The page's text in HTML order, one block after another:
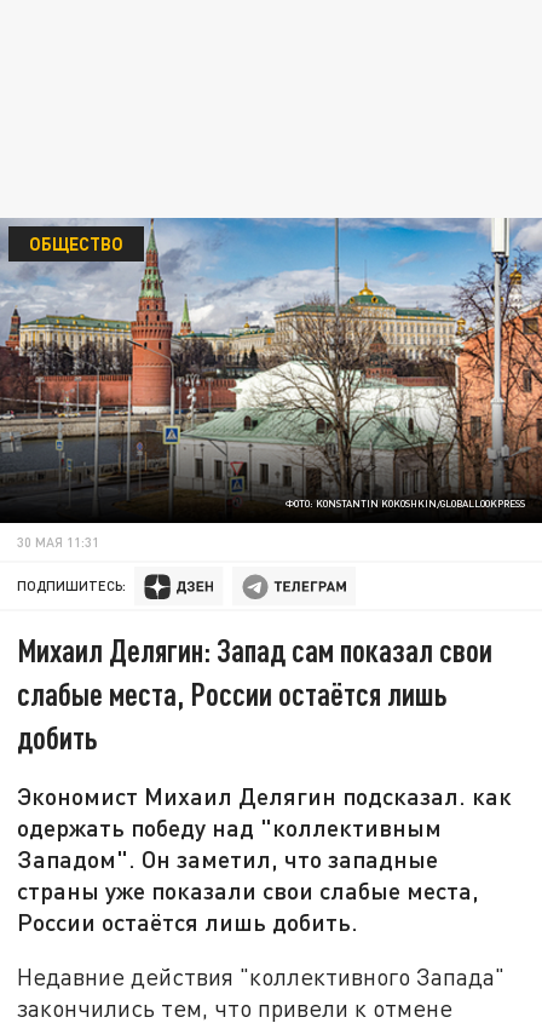
ФОТО: KONSTANTIN KOKOSHKIN/GLOBALLOOKPRESS
ОБЩЕСТВО
30 МАЯ 11:31
ПОДПИШИТЕСЬ:
Михаил Делягин: Запад сам показал свои
слабые места, России остаётся лишь
добить
Экономист Михаил Делягин подсказал. как
одержать победу над "коллективным
Западом". Он заметил, что западные
страны уже показали свои слабые места,
России остаётся лишь добить.
Недавние действия "коллективного Запада"
закончились тем, что привели к отмене